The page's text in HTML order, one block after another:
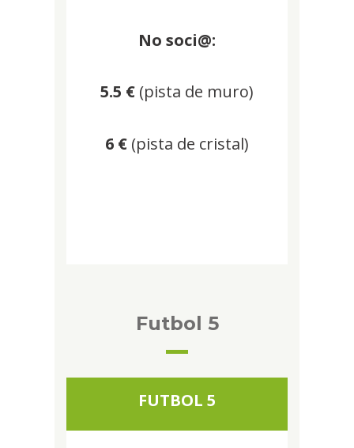
No soci@:
5.5 € (pista de muro)
6 € (pista de cristal)
Futbol 5
FUTBOL 5